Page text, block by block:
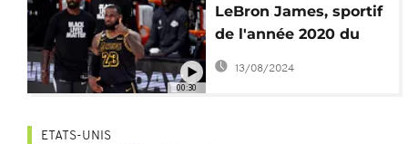
00:30
LeBron James, sportif
de l'année 2020 du
Time Magazine
13/08/2024
ETATS-UNIS